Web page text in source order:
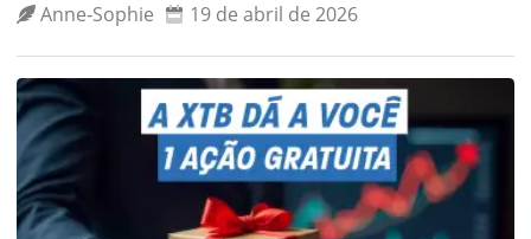
Anne‑Sophie 19 de abril de 2026